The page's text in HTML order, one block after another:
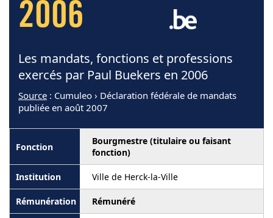
2006
Les mandats, fonctions et professions
exercés par Paul Buekers en 2006
Source : Cumuleo › Déclaration fédérale de mandats
publiée en août 2007
Bourgmestre (titulaire ou faisant
fonction)
Ville de Herck-la-Ville
Rémunéré